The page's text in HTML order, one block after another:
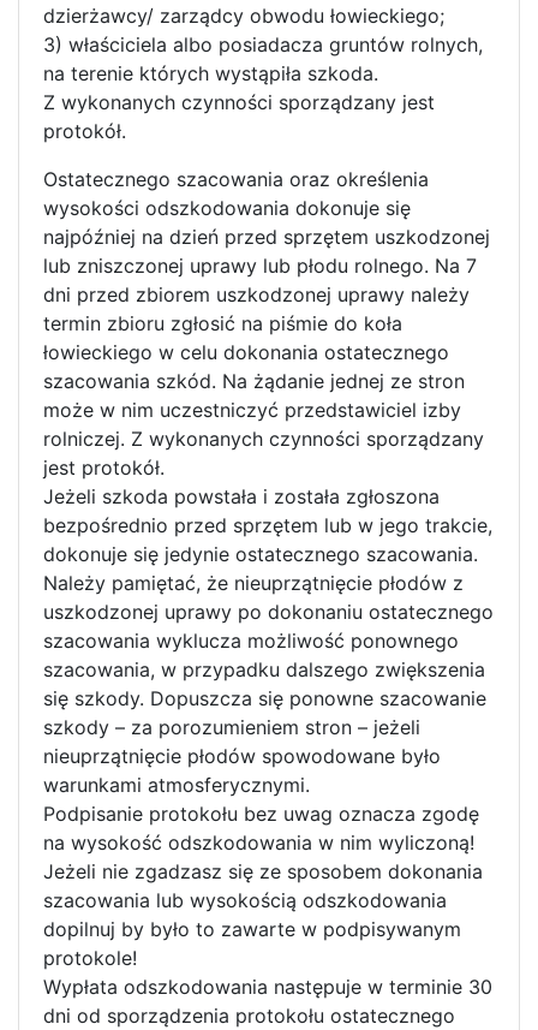
dzierżawcy/ zarządcy obwodu łowieckiego;
3) właściciela albo posiadacza gruntów rolnych,
na terenie których wystąpiła szkoda.
Z wykonanych czynności sporządzany jest
protokół.
Ostatecznego szacowania oraz określenia
wysokości odszkodowania dokonuje się
najpóźniej na dzień przed sprzętem uszkodzonej
lub zniszczonej uprawy lub płodu rolnego. Na 7
dni przed zbiorem uszkodzonej uprawy należy
termin zbioru zgłosić na piśmie do koła
łowieckiego w celu dokonania ostatecznego
szacowania szkód. Na żądanie jednej ze stron
może w nim uczestniczyć przedstawiciel izby
rolniczej. Z wykonanych czynności sporządzany
jest protokół.
Jeżeli szkoda powstała i została zgłoszona
bezpośrednio przed sprzętem lub w jego trakcie,
dokonuje się jedynie ostatecznego szacowania.
Należy pamiętać, że nieuprzątnięcie płodów z
uszkodzonej uprawy po dokonaniu ostatecznego
szacowania wyklucza możliwość ponownego
szacowania, w przypadku dalszego zwiększenia
się szkody. Dopuszcza się ponowne szacowanie
szkody – za porozumieniem stron – jeżeli
nieuprzątnięcie płodów spowodowane było
warunkami atmosferycznymi.
Podpisanie protokołu bez uwag oznacza zgodę
na wysokość odszkodowania w nim wyliczoną!
Jeżeli nie zgadzasz się ze sposobem dokonania
szacowania lub wysokością odszkodowania
dopilnuj by było to zawarte w podpisywanym
protokole!
Wypłata odszkodowania następuje w terminie 30
dni od sporządzenia protokołu ostatecznego